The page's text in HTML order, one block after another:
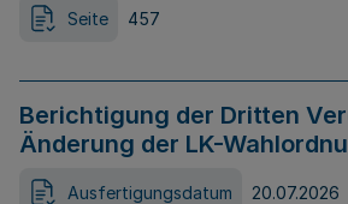
Seite 457
Berichtigung der Dritten
Änderung der LK-
Ausfertigungsdatum 20.07.2026